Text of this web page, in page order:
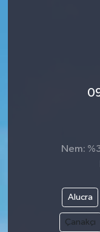
Nem:
Alucra
Çanakçı
Gizlilik